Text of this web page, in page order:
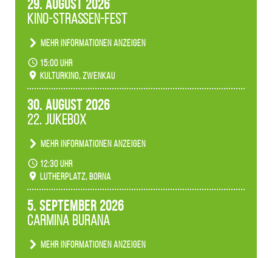
29. August 2026
Kino-Straßen-Fest
Mehr Informationen anzeigen
Konzert unserer Zwenkauer Schüler und
Schülerinnen zum Fest des Kulturkinos.
15:00 Uhr
Kulturkino, Zwenkau
30. August 2026
22. Jukebox
Mehr Informationen anzeigen
Anlässlicher der 775-Jahrfeier der Stadt Borna
spielen wir noch einmal unser aktuelles
Jukeboxprogramm zum Stadtfest.
12:30 Uhr
Lutherplatz, Borna
5. September 2026
Carmina Burana
Mehr Informationen anzeigen